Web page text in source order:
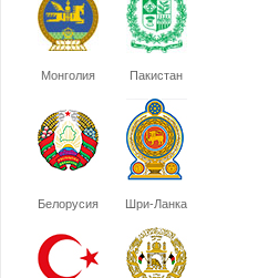
Монголия Пакистан
Белорусия Шри-Ланка